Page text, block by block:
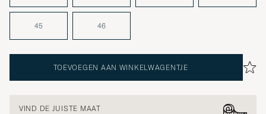
45 46
TOEVOEGEN AAN WINKELWAGENTJE
VIND DE JUISTE MAAT